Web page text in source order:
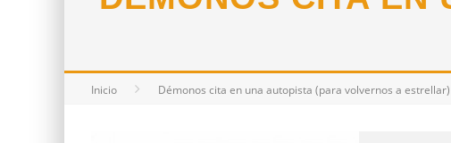
Inicio Démonos cita en una autopista (para volvernos a estrellar)